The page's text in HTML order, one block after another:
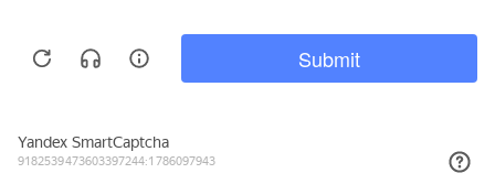
Каталог